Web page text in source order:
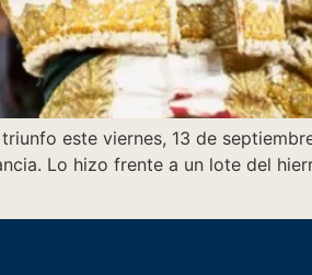
este viernes, 13 de
Lo hizo frente a un lote del